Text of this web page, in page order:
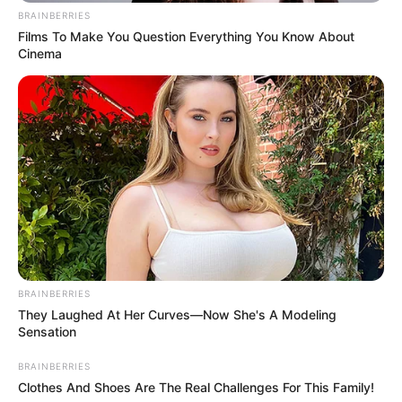
Όλα τα κείμενα και οι εικόνες είναι πνευματική ιδιοκτησία του
ΝΙΚΟΛΑΟΣ ΑΝΑΞΙΜΑΝΔΡΟΣ. Aπαγορεύεται η αναπαραγωγή, η
αναδημοσίευση και η τροποποίησή τους χωρίς προηγούμενη
γραπτή άδεια του δημιουργού τους. Με επιφύλαξη κάθε νόμιμου
δικαιώματος. Διαβάστε την
Πολιτική Απορρήτουτου website πριν
να το χρησιμοποιήσετε, καθώς χρησιμοποιώντας το την
αποδέχεστε. Ο ιστότοπος διατηρεί το δικαίωμα να τροποποιήσει
τους όρους χρήσης.
BRAINBERRIES
Films To Make You Question Everything You Know About
Cinema
BRAINBERRIES
They Laughed At Her Curves—Now She's A Modeling
Sensation
BRAINBERRIES
Clothes And Shoes Are The Real Challenges For This Family!